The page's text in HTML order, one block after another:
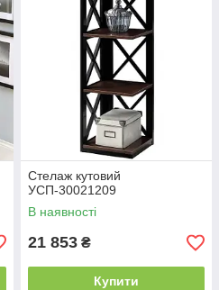
Стелаж кутовий
УСП-30021209
В наявності
21 853 ₴
Купити